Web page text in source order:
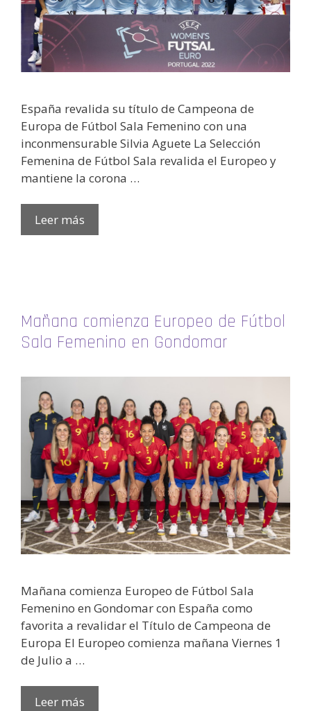
España revalida su título de Campeona de
Europa de Fútbol Sala Femenino con una
inconmensurable Silvia Aguete La Selección
Femenina de Fútbol Sala revalida el Europeo y
mantiene la corona …
Leer más
Mañana comienza Europeo de Fútbol
Sala Femenino en Gondomar
Mañana comienza Europeo de Fútbol Sala
Femenino en Gondomar con España como
favorita a revalidar el Título de Campeona de
Europa El Europeo comienza mañana Viernes 1
de Julio a …
Leer más